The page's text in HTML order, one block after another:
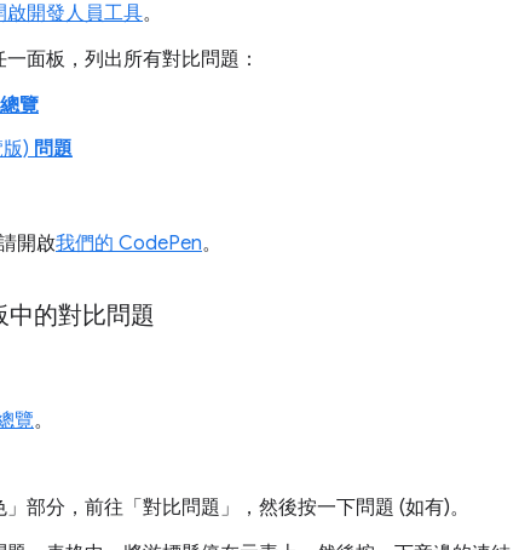
啟開發人員工具。
面板，列出所有對比問題：
覽
) 問題
開啟我們的 CodePen。
中的對比問題
覽。
部分，前往「對比問題」
，然後按一下問題 (如有)。